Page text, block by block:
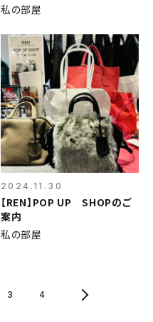
私の部屋
2024.11.30
【REN】POP UP SHOPのご
案内
私の部屋
3 4